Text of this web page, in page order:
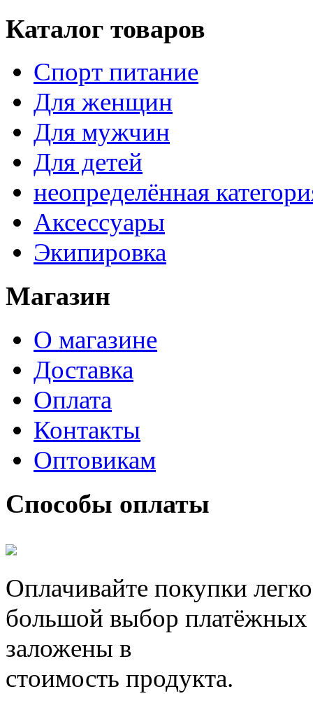
Каталог товаров
Спорт питание
Для женщин
Для мужчин
Для детей
неопределённая
Аксессуары
Экипировка
Магазин
О магазине
Доставка
Оплата
Контакты
Оптовикам
Способы оплаты
Оплачивайте покупки
большой выбор
заложены в
стоимость продукта.